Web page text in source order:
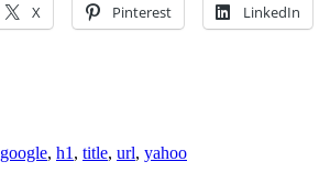
X Pinterest LinkedIn
google, h1 , title, url, yahoo